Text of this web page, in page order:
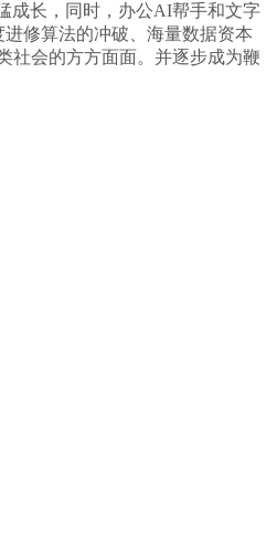
成长，同时，办公AI帮手和文字
修算法的冲破、海量数据资本
社会的方方面面。并逐步成为鞭